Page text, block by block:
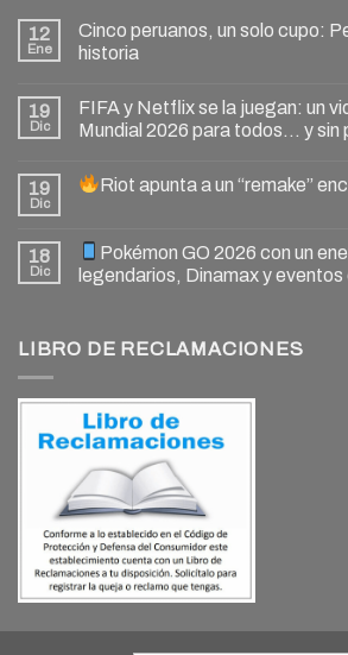
12
Ene
Cinco peruanos, un solo cupo:
historia
19
Dic
FIFA y Netflix se la juegan: un
Mundial 2026 para todos… y sin
19
Dic
Riot apunta a un “remake”
18
Dic
Pokémon GO 2026 con un
legendarios, Dinamax y eventos
LIBRO DE RECLAMACIONES